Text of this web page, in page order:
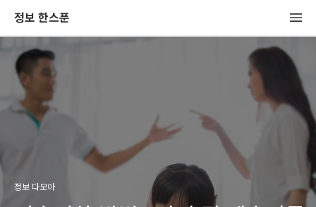
정보 한스푼
정보 다모아